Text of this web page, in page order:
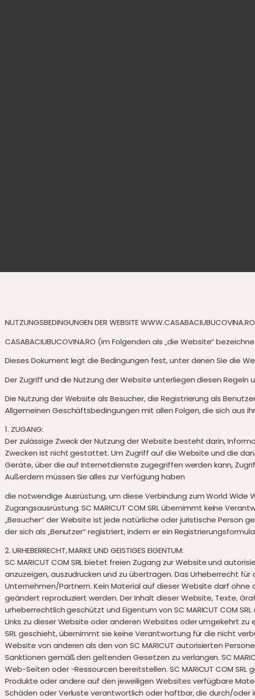
NUTZUNGSBEDINGUNGEN DER WEBSITE WWW.CASABACIUBUCOVINA.RO
CASABACIUBUCOVINA.RO (im Folgenden als „die Website“
Dieses Dokument legt die Bedingungen fest, unter denen Sie die
Der Zugriff und die Nutzung der Website unterliegen diesen Regeln
Die Nutzung der Website als Besucher, die Registrierung als
Allgemeinen Geschäftsbedingungen mit allen Folgen, die sich aus
1. ZUGANG:
Der zulässige Zweck der Nutzung der Website besteht darin,
Zwecken ist nicht gestattet. Um Zugriff auf die Website und die
Geräte, über die auf Internetdienste zugegriffen werden kann,
Außerdem müssen Sie alles zur Verfügung haben
die notwendige Ausrüstung, um diese Verbindung zum World
Zugangsausrüstung. SC MARICUT COM SRL übernimmt keine
„Besucher“ der Website ist jede natürliche oder juristische Person
der sich als „Benutzer“ registriert, indem er ein
2. URHEBERRECHT, MARKE UND GEISTIGES EIGENTUM:
SC MARICUT COM SRL bietet freien Zugang zur Website und
anzuzeigen, auszudrucken und zu übertragen. Das Urheberrecht
Unternehmen/Partnern. Kein Material auf dieser Website darf ohne
geändert reproduziert werden. Der Inhalt dieser Website, Texte,
urheberrechtlich geschützt und Eigentum von SC MARICUT COM
Links zu dieser Website oder anderen Websites oder umgekehrt zu
SRL geschieht, übernimmt sie keine Verantwortung für die nicht
Website von anderen als den von SC MARICUT autorisierten
Sanktionen gemäß den geltenden Gesetzen zu verlangen. SC
Web-Seiten oder -Ressourcen bereitstellen. SC MARICUT COM
Produkte oder andere auf den jeweiligen Websites verfügbare
Schäden oder Verluste verantwortlich oder haftbar, die durch/